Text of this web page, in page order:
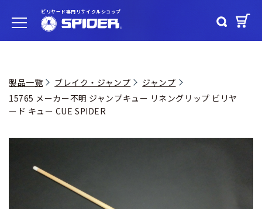
ビリヤード専門リサイクルショップ
製品一覧 ブレイク・ジャンプ
ジャンプ
15765 メーカー不明 ジャンプキュー リネングリップ ビリヤ
ード キュー CUE SPIDER